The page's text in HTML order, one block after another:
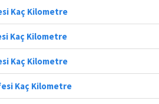
Kaç Kilometre
Kaç Kilometre
Kaç Kilometre
Kaç Kilometre